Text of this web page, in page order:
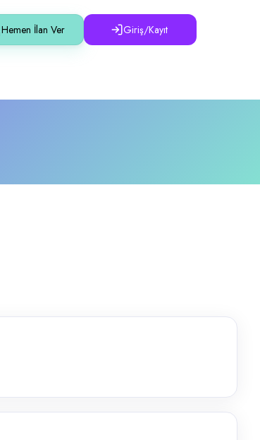
Hemen İlan Ver Giriş/Kayıt